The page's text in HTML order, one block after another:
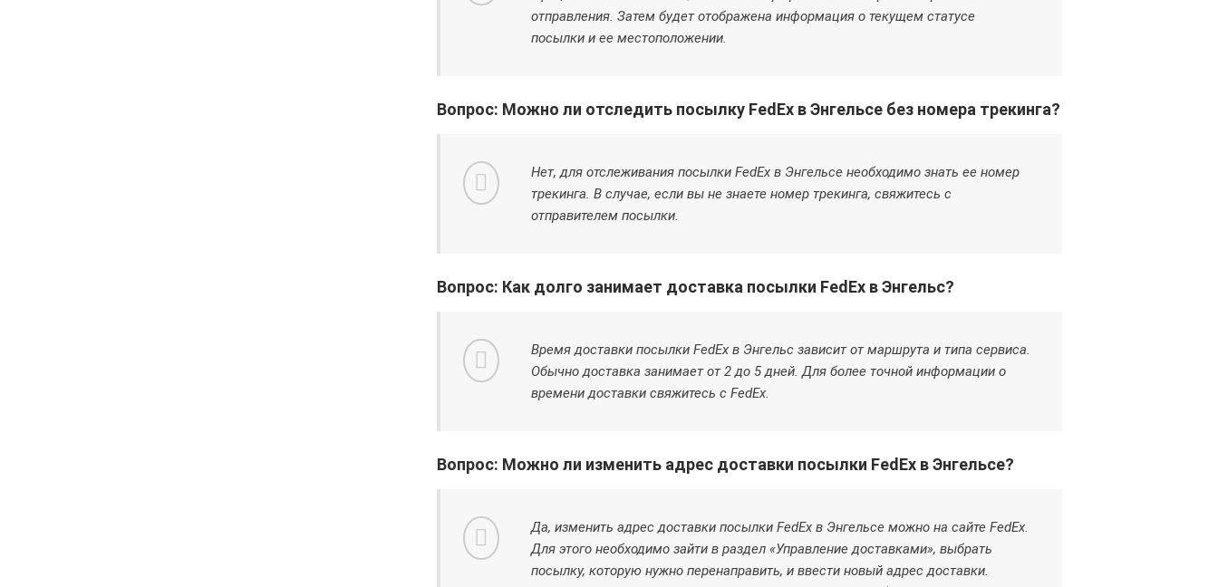
отправления. Затем будет отображена информация о текущем статусе
посылки и ее местоположении.
Вопрос: Можно ли отследить посылку FedEx в Энгельсе без номера трекинга?
Нет, для отслеживания посылки FedEx в Энгельсе необходимо знать ее номер
трекинга. В случае, если вы не знаете номер трекинга, свяжитесь с
отправителем посылки.
Вопрос: Как долго занимает доставка посылки FedEx в Энгельс?
Время доставки посылки FedEx в Энгельс зависит от маршрута и типа сервиса.
Обычно доставка занимает от 2 до 5 дней. Для более точной информации о
времени доставки свяжитесь с FedEx.
Вопрос: Можно ли изменить адрес доставки посылки FedEx в Энгельсе?
Да, изменить адрес доставки посылки FedEx в Энгельсе можно на сайте FedEx.
Для этого необходимо зайти в раздел «Управление доставками», выбрать
посылку, которую нужно перенаправить, и ввести новый адрес доставки.